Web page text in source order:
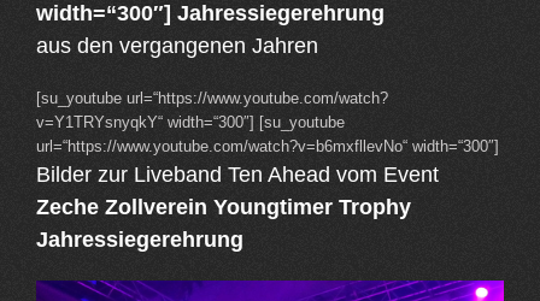
width=“300″] Jahressiegerehrung
aus den vergangenen Jahren
[su_youtube url=“https://www.youtube.com/watch?
v=Y1TRYsnyqkY“ width=“300″] [su_youtube
url=“https://www.youtube.com/watch?v=b6mxfllevNo“ width=“300″]
Bilder zur Liveband Ten Ahead vom Event
Zeche Zollverein Youngtimer Trophy
Jahressiegerehrung